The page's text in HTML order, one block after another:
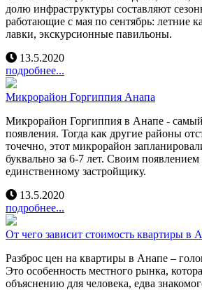
долю инфраструктуры составляют
работающие с мая по сентябрь: летние
лавки, экскурсионные павильоны.
13.5.2020
подробнее...
Микрорайон Горгиппия Анапа
Микрорайон Горгиппия в Анапе -
появления. Тогда как другие районы
точечно, этот микрорайон
буквально за 6-7 лет. Своим появлением
единственному застройщику.
13.5.2020
подробнее...
От чего зависит стоимость квартиры в
Разброс цен на квартиры в Анапе –
Это особенность местного рынка,
объяснению для человека, едва